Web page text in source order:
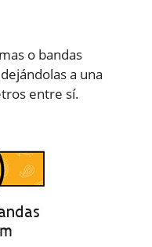
o bandas
a una
entre sí.